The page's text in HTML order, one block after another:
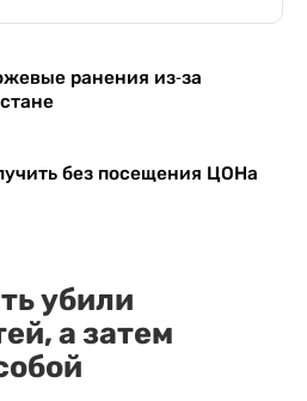
ранения из-за
без посещения ЦОНа
убили
а затем